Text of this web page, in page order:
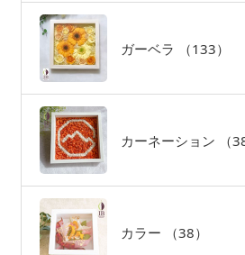
ガーベラ （133）
カーネーション （
カラー （38）